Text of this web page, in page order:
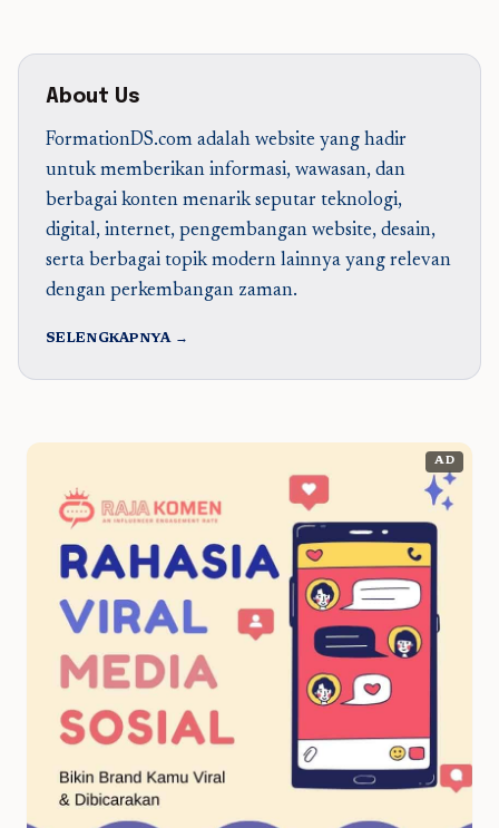
About Us
FormationDS.com adalah website yang hadir
untuk memberikan informasi, wawasan, dan
berbagai konten menarik seputar teknologi,
digital, internet, pengembangan website, desain,
serta berbagai topik modern lainnya yang relevan
dengan perkembangan zaman.
SELENGKAPNYA →
AD